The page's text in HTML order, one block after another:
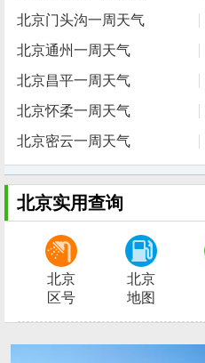
北京门头沟一周天气
北京通州一周天气
北京昌平一周天气
北京怀柔一周天气
北京密云一周天气
北京实用查询
北京
区号
北京
地图